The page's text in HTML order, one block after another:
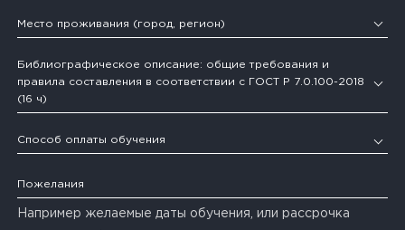
Библиографическое описание: общие требования и
правила составления в соответствии с ГОСТ Р 7.0.100-2018
(16 ч)
Способ оплаты обучения
Например желаемые даты обучения, или рассрочка